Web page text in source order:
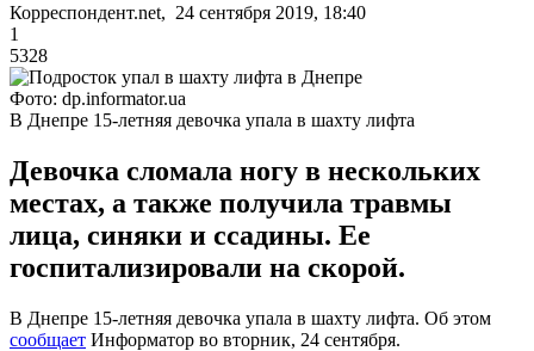
Корреспондент.net, 24 сентября 2019, 18:40
1
5328
Фото: dp.informator.ua
В Днепре 15-летняя девочка упала в шахту лифта
Девочка сломала ногу в нескольких
местах, а также получила травмы
лица, синяки и ссадины. Ее
госпитализировали на скорой.
В Днепре 15-летняя девочка упала в шахту лифта. Об этом
сообщает Информатор во вторник, 24 сентября.